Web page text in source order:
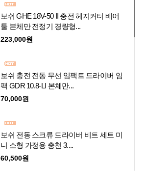
보쉬 GHE 18V-50 II 충전 헤지커터 베어
툴 본체만 전정기 경량형...
223,000원
보쉬 충전 전동 무선 임팩트 드라이버 임
팩 GDR 10.8-LI 본체만...
70,000원
보쉬 전동 스크류 드라이버 비트 세트 미
니 소형 가정용 충천 3....
60,500원